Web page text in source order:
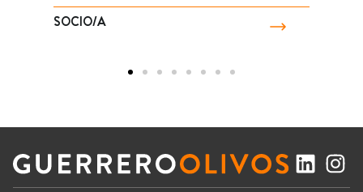
SOCIO/A